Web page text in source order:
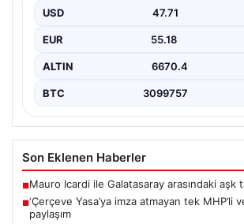
USD 47.71
EUR 55.18
ALTIN 6670.4
BTC 3099757
Son Eklenen Haberler
■Mauro Icardi ile Galatasaray arasındaki aşk
■‘Çerçeve Yasa’ya imza atmayan tek MHP’li
paylaşım